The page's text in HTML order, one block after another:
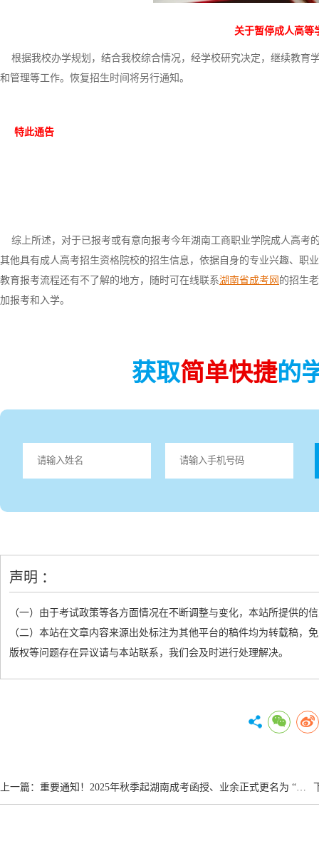
关于暂停成人高等
根据我校办学规划，结合我校综合情况，经学校研究决定，继续教育
和管理等工作。恢复招生时间将另行通知。
特此通告
综上所述，对于已报考或有意向报考今年湖南工商职业学院成人高考
其他具有成人高考招生资格院校的招生信息，依据自身的专业兴趣、职
教育报考流程还有不了解的地方，随时可在线联系湖南省成考网 的招生
加报考和入学。
获取简单快捷的
声明 ：
（一）由于考试政策等各方面情况在不断调整与变化，本站所提供的
（二）本站在文章内容来源出处标注为其他平台的稿件均为转载稿
版权等问题存在异议请与本站联系，我们会及时进行处理解决。
上一篇： 重要通知！2025年秋季起湖南成考函授、业余正式更名为 “非脱产”